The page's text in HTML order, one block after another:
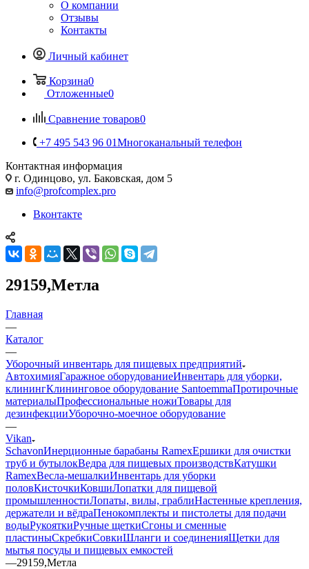
О компании
Отзывы
Контакты
Личный кабинет
Корзина0
Отложенные0
Сравнение товаров0
+7 495 543 96 01Многоканальный телефон
Контактная информация
г. Одинцово, ул. Баковская, дом 5
info@profcomplex.pro
Вконтакте
29159,Метла
Главная
—
Каталог
—
Уборочный инвентарь для пищевых предприятий
АвтохимияГаражное оборудованиеИнвентарь для уборки,
клинингКлининговое оборудование SantoemmaПротирочные
материалыПрофессиональные ножиТовары для
дезинфекцииУборочно-моечное оборудование
—
Vikan
SchavonИнерционные барабаны RamexЕршики для очистки
труб и бутылокВедра для пищевых производствКатушки
RamexВесла-мешалкиИнвентарь для уборки
половКисточкиКовшиЛопатки для пищевой
промышленностиЛопаты, вилы, граблиНастенные крепления,
держатели и вёдраПенокомплекты и пистолеты для подачи
водыРукояткиРучные щеткиСгоны и сменные
пластиныСкребкиСовкиШланги и соединенияЩетки для
мытья посуды и пищевых емкостей
—29159,Метла